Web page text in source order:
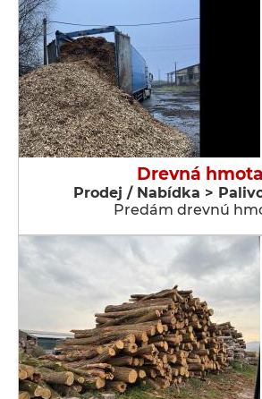
Drevná hmota
Prodej / Nabídka >
Predám drevnú